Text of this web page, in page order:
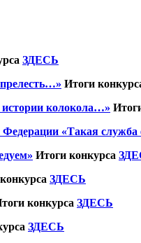
ЗДЕСЬ
Итоги
колокола…»
«Такая служба
Итоги конкурса
ЗДЕСЬ
конкурса ЗДЕСЬ
ЗДЕСЬ